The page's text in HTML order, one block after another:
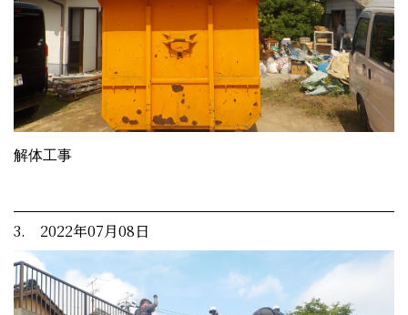
解体工事
3. 2022年07月08日